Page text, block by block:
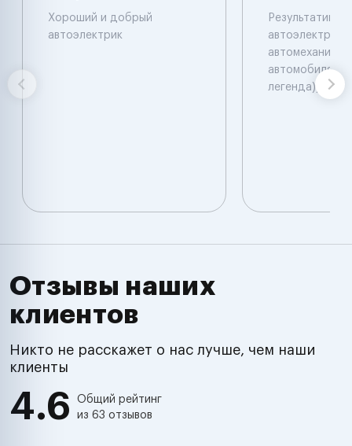
Хороший и добрый
автоэлектрик
автоэлектрик и
автомеханик
автомобилям.
легенда))
Отзывы наших
клиентов
Никто не расскажет о нас лучше, чем наши
клиенты
4.6
Общий рейтинг
из 63 отзывов